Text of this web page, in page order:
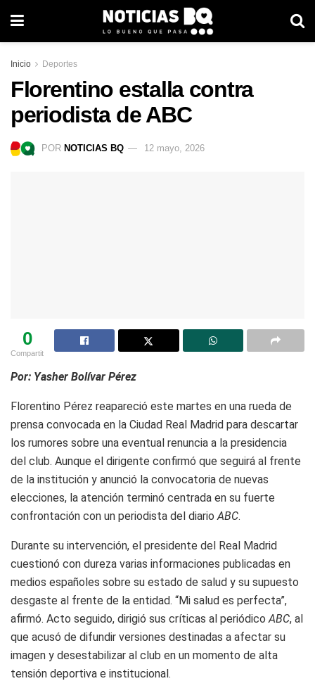
Inicio Deportes
Florentino estalla contra
periodista de ABC
POR NOTICIAS BQ 12 mayo, 2026
0
Compartit
Por: Yasher Bolívar Pérez
Florentino Pérez reapareció este martes en una rueda de
prensa convocada en la Ciudad Real Madrid para descartar
los rumores sobre una eventual renuncia a la presidencia
del club. Aunque el dirigente confirmó que seguirá al frente
de la institución y anunció la convocatoria de nuevas
elecciones, la atención terminó centrada en su fuerte
confrontación con un periodista del diario ABC.
Durante su intervención, el presidente del Real Madrid
cuestionó con dureza varias informaciones publicadas en
medios españoles sobre su estado de salud y su supuesto
desgaste al frente de la entidad. “Mi salud es perfecta”,
afirmó. Acto seguido, dirigió sus críticas al periódico ABC, al
que acusó de difundir versiones destinadas a afectar su
imagen y desestabilizar al club en un momento de alta
tensión deportiva e institucional.